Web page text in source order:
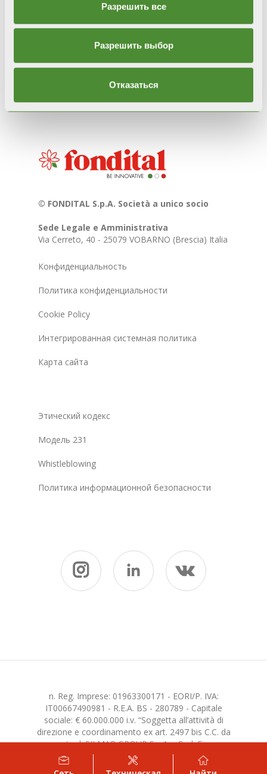
Разрешить все
Разрешить выбор
Отказаться
информирования/распространения
marketing@fondital.it
© FONDITAL S.p.A. Società a unico socio
Sede Legale e Amministrativa
Via Cerreto, 40 - 25079 VOBARNO (Brescia) Italia
Конфиденциальность
Политика конфиденциальности
Cookie Policy
Интегрированная системная политика
Карта сайта
Этический кодекс
Модель 231
Whistleblowing
Политика информационной безопасности
n. Reg. Imprese: 01963300171 - EORI/P. IVA:
IT00667490981 - R.E.A. BS - 280789 - Capitale
sociale: € 60.000.000 i.v. “Soggetta all’attività di
direzione e coordinamento ex art. 2497 bis C.C. da
parte di SILMAR GROUP S.p.A. - Cod. Fisc.
02075160172”